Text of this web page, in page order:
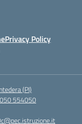
Privacy Policy
(PI)
554050